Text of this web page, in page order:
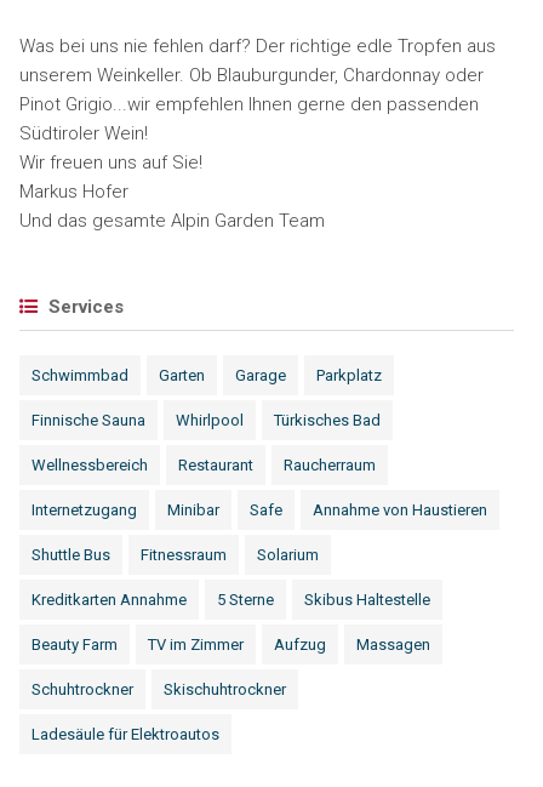
Was bei uns nie fehlen darf? Der richtige edle Tropfen aus
unserem Weinkeller. Ob Blauburgunder, Chardonnay oder
Pinot Grigio...wir empfehlen Ihnen gerne den passenden
Südtiroler Wein!
Wir freuen uns auf Sie!
Markus Hofer
Und das gesamte Alpin Garden Team
Services
Schwimmbad Garten Garage Parkplatz
Finnische Sauna Whirlpool Türkisches Bad
Wellnessbereich Restaurant Raucherraum
Internetzugang Minibar Safe Annahme von Haustieren
Shuttle Bus Fitnessraum Solarium
Kreditkarten Annahme 5 Sterne Skibus Haltestelle
Beauty Farm TV im Zimmer Aufzug Massagen
Schuhtrockner Skischuhtrockner
Ladesäule für Elektroautos